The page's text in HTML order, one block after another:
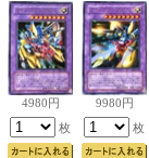
4980円
枚
9980円
枚